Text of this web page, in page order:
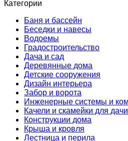
Категории
Баня и бассейн
Беседки и навесы
Водоемы
Градостроительство
Дача и сад
Деревянные дома
Детские сооружения
Дизайн интерьера
Забор и ворота
Инженерные системы и
Качели и скамейки для дачи
Конструкции дома
Крыша и кровля
Лестница и перила